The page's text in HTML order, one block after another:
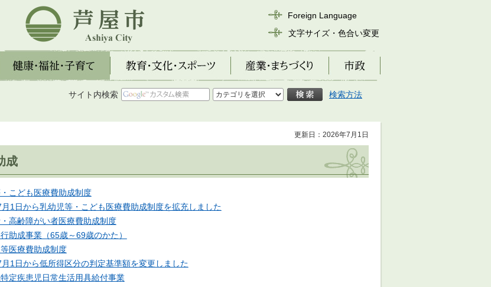
芦屋市
Foreign Language
文字サイズ・色合い変更
康・福祉・子育て 教育・文化・スポーツ 産業・まちづくり 市政
サイト内検索 検索方法
更新日：2026年7月1日
成
こども医療費助成制度
1日から乳幼児等・こども医療費助成制度を拡充しました
高齢障がい者医療費助成制度
助成事業（65歳～69歳のかた）
医療費助成制度
1日から低所得区分の判定基準額を変更しました
定疾患児日常生活用具給付事業